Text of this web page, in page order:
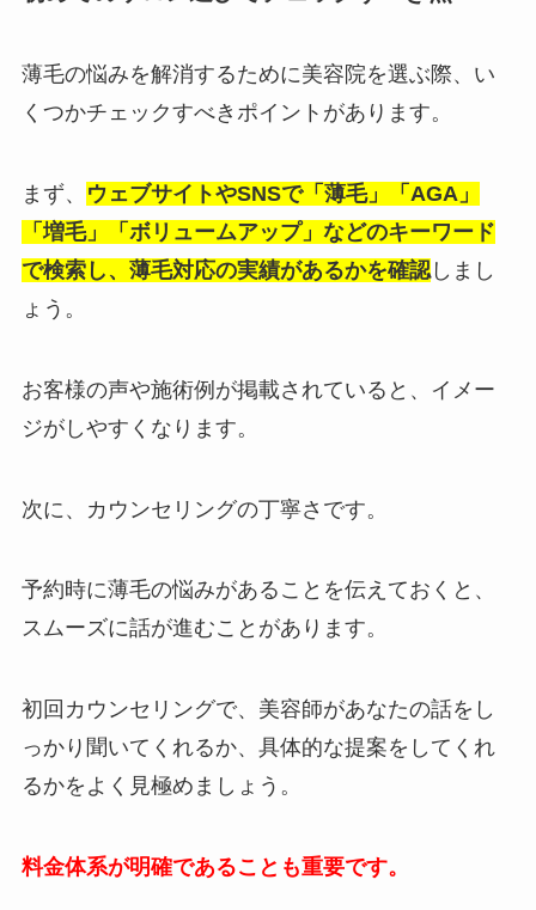
薄毛の悩みを解消するために美容院を選ぶ際、い
くつかチェックすべきポイントがあります。
まず、
ウェブサイトやSNSで「薄毛」「AGA」
「増毛」「ボリュームアップ」などのキーワード
で検索し、薄毛対応の実績があるかを確認しまし
ょう。
お客様の声や施術例が掲載されていると、イメー
ジがしやすくなります。
次に、カウンセリングの丁寧さです。
予約時に薄毛の悩みがあることを伝えておくと、
スムーズに話が進むことがあります。
初回カウンセリングで、美容師があなたの話をし
っかり聞いてくれるか、具体的な提案をしてくれ
るかをよく見極めましょう。
料金体系が明確であることも重要です。